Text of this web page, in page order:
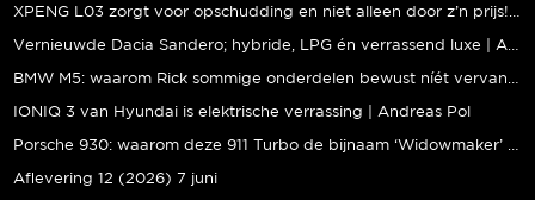
XPENG L03 zorgt voor opschudding en niet alleen door z’n prijs! | Jeroen Mul
Vernieuwde Dacia Sandero; hybride, LPG én verrassend luxe | Andreas Pol
BMW M5: waarom Rick sommige onderdelen bewust níét vervangt | Stipt Polish Point
IONIQ 3 van Hyundai is elektrische verrassing | Andreas Pol
Porsche 930: waarom deze 911 Turbo de bijnaam ‘Widowmaker’ kreeg | Gallery Aaldering
Aflevering 12 (2026) 7 juni